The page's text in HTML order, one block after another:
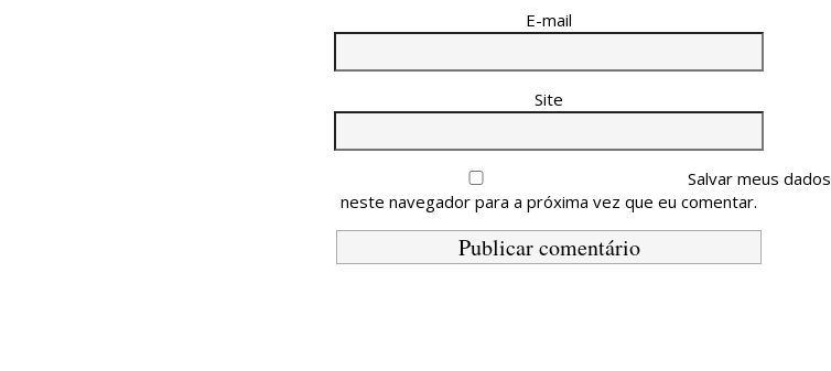
E-mail
Site
Salvar meus dados
neste navegador para a próxima vez que eu comentar.